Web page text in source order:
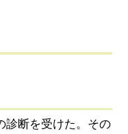
診断を受けた。その